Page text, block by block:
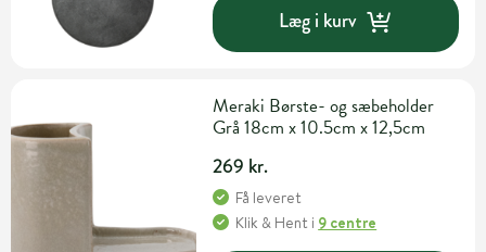
Læg i kurv
Meraki Børste- og sæbeholder
Grå 18cm x 10.5cm x 12,5cm
269 kr.
Få leveret
Klik & Hent i 9 centre